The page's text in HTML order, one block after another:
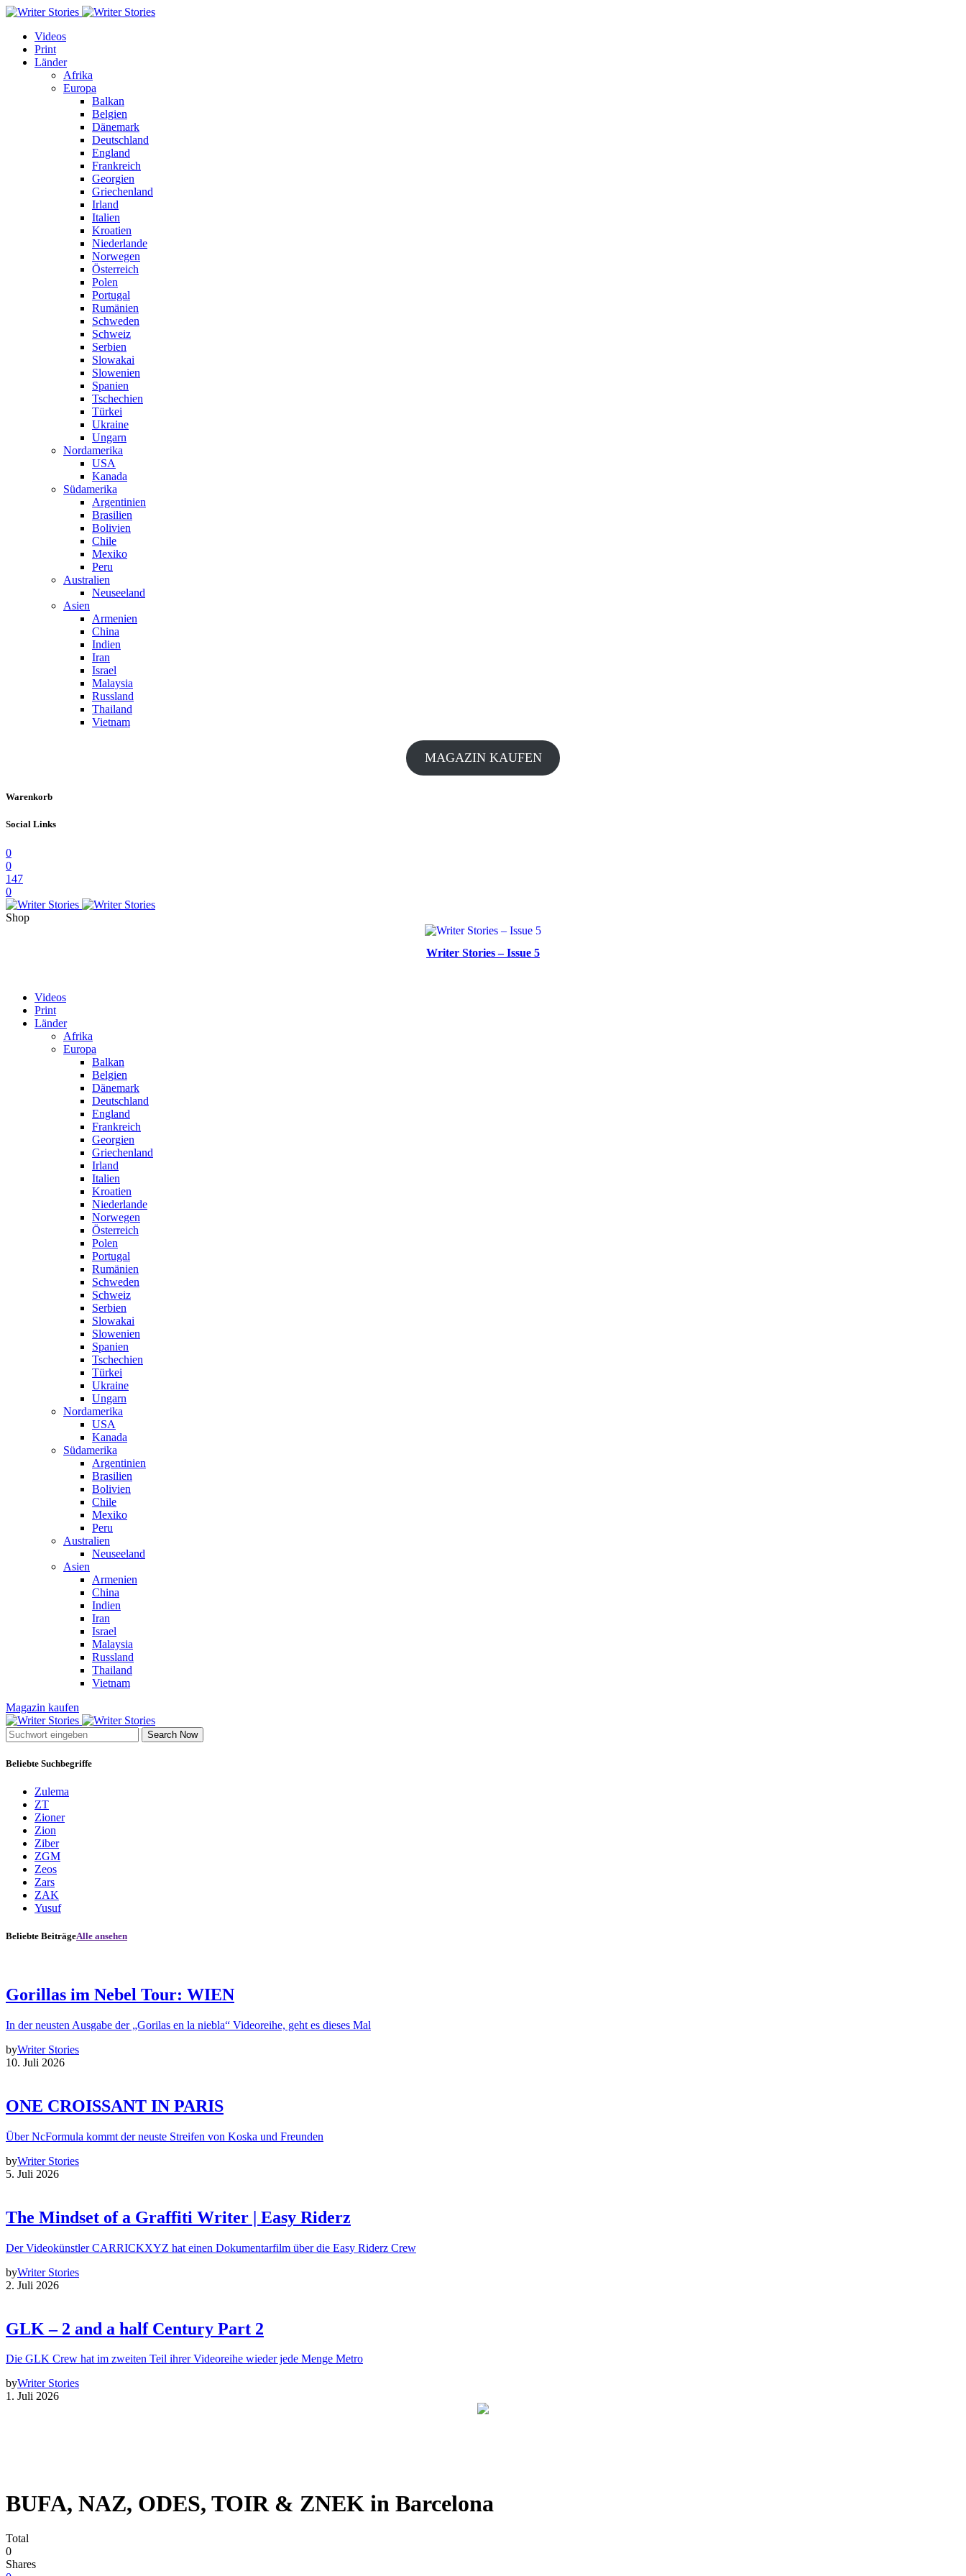
Videos
Print
Länder
Afrika
Europa
Balkan
Belgien
Dänemark
Deutschland
England
Frankreich
Georgien
Griechenland
Irland
Italien
Kroatien
Niederlande
Norwegen
Österreich
Polen
Portugal
Rumänien
Schweden
Schweiz
Serbien
Slowakai
Slowenien
Spanien
Tschechien
Türkei
Ukraine
Ungarn
Nordamerika
USA
Kanada
Südamerika
Argentinien
Brasilien
Bolivien
Chile
Mexiko
Peru
Australien
Neuseeland
Asien
Armenien
China
Indien
Iran
Israel
Malaysia
Russland
Thailand
Vietnam
MAGAZIN KAUFEN
Warenkorb
Social Links
0
0
147
0
Shop
Writer Stories – Issue 5
Videos
Print
Länder
Afrika
Europa
Balkan
Belgien
Dänemark
Deutschland
England
Frankreich
Georgien
Griechenland
Irland
Italien
Kroatien
Niederlande
Norwegen
Österreich
Polen
Portugal
Rumänien
Schweden
Schweiz
Serbien
Slowakai
Slowenien
Spanien
Tschechien
Türkei
Ukraine
Ungarn
Nordamerika
USA
Kanada
Südamerika
Argentinien
Brasilien
Bolivien
Chile
Mexiko
Peru
Australien
Neuseeland
Asien
Armenien
China
Indien
Iran
Israel
Malaysia
Russland
Thailand
Vietnam
Magazin kaufen
Search Now
Beliebte Suchbegriffe
Zulema
ZT
Zioner
Zion
Ziber
ZGM
Zeos
Zars
ZAK
Yusuf
Beliebte BeiträgeAlle ansehen
Gorillas im Nebel Tour: WIEN
In der neusten Ausgabe der „Gorilas en la niebla“ Videoreihe, geht es dieses Mal
byWriter Stories
10. Juli 2026
ONE CROISSANT IN PARIS
Über NcFormula kommt der neuste Streifen von Koska und Freunden
byWriter Stories
5. Juli 2026
The Mindset of a Graffiti Writer | Easy Riderz
Der Videokünstler CARRICKXYZ hat einen Dokumentarfilm über die Easy Riderz Crew
byWriter Stories
2. Juli 2026
GLK – 2 and a half Century Part 2
Die GLK Crew hat im zweiten Teil ihrer Videoreihe wieder jede Menge Metro
byWriter Stories
1. Juli 2026
BUFA, NAZ, ODES, TOIR & ZNEK in Barcelona
Total
0
Shares